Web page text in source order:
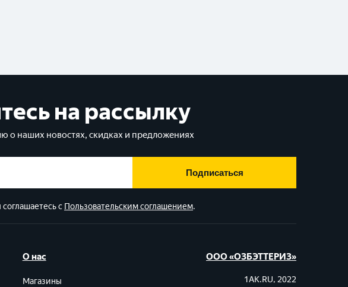
на рассылку
о наших новостях, скидках и предложениях
Подписаться
с Пользовательским соглашением.
О нас
Магазины
ООО «ОЗБЭТТЕРИЗ»
1AK.RU, 2022